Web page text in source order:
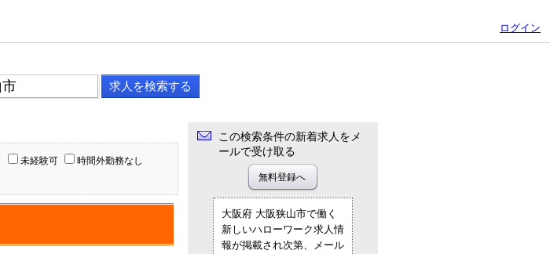
ログイン
未経験可 時間外勤務なし
この検索条件の新着求人をメ
ールで受け取る
大阪府 大阪狭山市で働く
新しいハローワーク求人情
報が掲載され次第、メール